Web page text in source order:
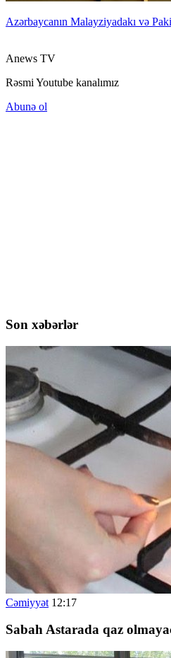
Azərbaycanın Malayziyadakı və
Anews TV
Rəsmi Youtube kanalımız
Abunə ol
Son xəbərlər
Cəmiyyət 12:17
Sabah Astarada qaz